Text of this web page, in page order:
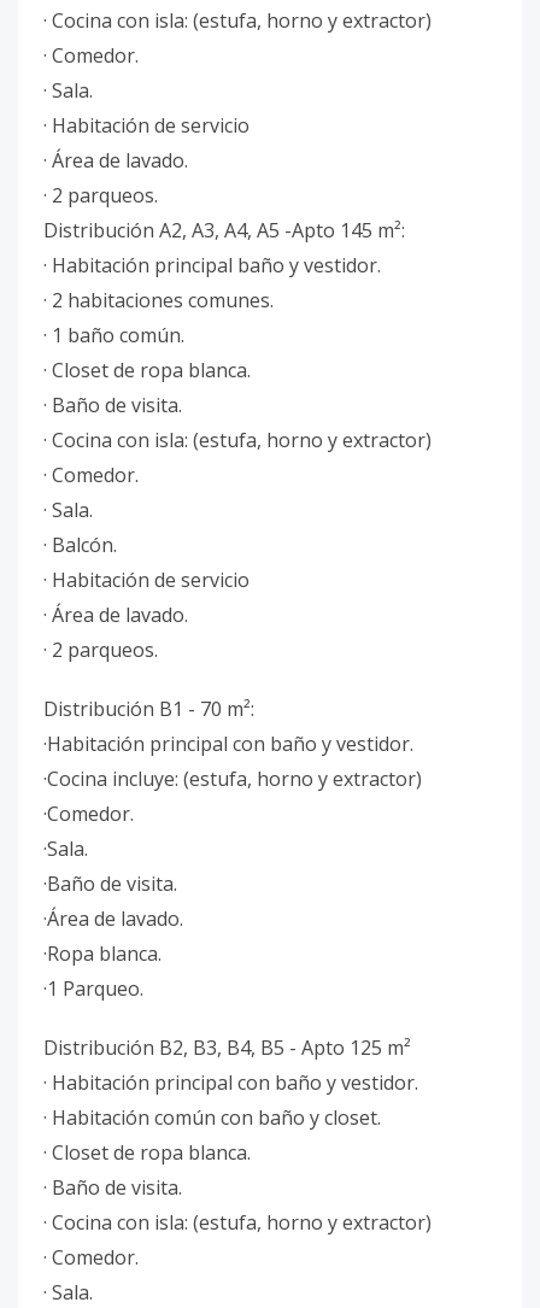
· Cocina con isla: (estufa, horno y extractor)
· Comedor.
· Sala.
· Habitación de servicio
· Área de lavado.
· 2 parqueos.
Distribución A2, A3, A4, A5 -Apto 145 m²:
· Habitación principal baño y vestidor.
· 2 habitaciones comunes.
· 1 baño común.
· Closet de ropa blanca.
· Baño de visita.
· Cocina con isla: (estufa, horno y extractor)
· Comedor.
· Sala.
· Balcón.
· Habitación de servicio
· Área de lavado.
· 2 parqueos.
Distribución B1 - 70 m²:
·Habitación principal con baño y vestidor.
·Cocina incluye: (estufa, horno y extractor)
·Comedor.
·Sala.
·Baño de visita.
·Área de lavado.
·Ropa blanca.
·1 Parqueo.
Distribución B2, B3, B4, B5 - Apto 125 m²
· Habitación principal con baño y vestidor.
· Habitación común con baño y closet.
· Closet de ropa blanca.
· Baño de visita.
· Cocina con isla: (estufa, horno y extractor)
· Comedor.
· Sala.